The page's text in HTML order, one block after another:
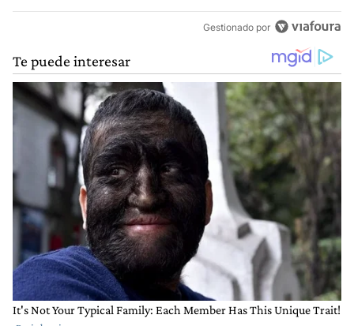
Gestionado por